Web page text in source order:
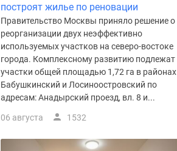
построят жилье по реновации
Правительство Москвы приняло решение о
реорганизации двух неэффективно
используемых участков на северо-востоке
города. Комплексному развитию подлежат
участки общей площадью 1,72 га в районах
Бабушкинский и Лосиноостровский по
адресам: Анадырский проезд, вл. 8 и...
06 августа 1532